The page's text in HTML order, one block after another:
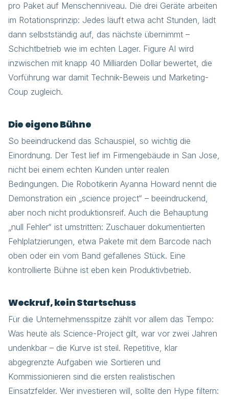
pro Paket auf Menschenniveau. Die drei Geräte arbeiten
im Rotationsprinzip: Jedes läuft etwa acht Stunden, lädt
dann selbstständig auf, das nächste übernimmt –
Schichtbetrieb wie im echten Lager. Figure AI wird
inzwischen mit knapp 40 Milliarden Dollar bewertet, die
Vorführung war damit Technik-Beweis und Marketing-
Coup zugleich.
Die eigene Bühne
So beeindruckend das Schauspiel, so wichtig die
Einordnung. Der Test lief im Firmengebäude in San Jose,
nicht bei einem echten Kunden unter realen
Bedingungen. Die Robotikerin Ayanna Howard nennt die
Demonstration ein „science project“ – beeindruckend,
aber noch nicht produktionsreif. Auch die Behauptung
„null Fehler“ ist umstritten: Zuschauer dokumentierten
Fehlplatzierungen, etwa Pakete mit dem Barcode nach
oben oder ein vom Band gefallenes Stück. Eine
kontrollierte Bühne ist eben kein Produktivbetrieb.
Weckruf, kein Startschuss
Für die Unternehmensspitze zählt vor allem das Tempo:
Was heute als Science-Project gilt, war vor zwei Jahren
undenkbar – die Kurve ist steil. Repetitive, klar
abgegrenzte Aufgaben wie Sortieren und
Kommissionieren sind die ersten realistischen
Einsatzfelder. Wer investieren will, sollte den Hype filtern: